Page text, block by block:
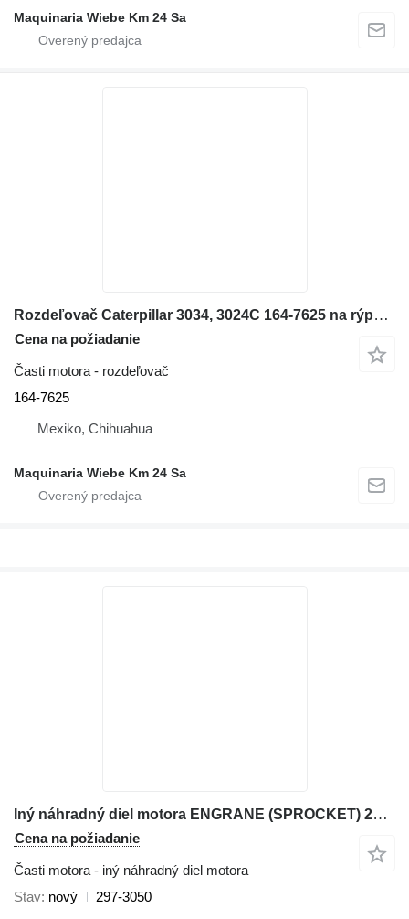
Maquinaria Wiebe Km 24 Sa
Rozdeľovač Caterpillar 3034, 3024C 164-7625 na rýpadla
Cena na požiadanie
Časti motora - rozdeľovač
164-7625
Mexiko, Chihuahua
Maquinaria Wiebe Km 24 Sa
Iný náhradný diel motora ENGRANE (SPROCKET) 297-3050 na rýpadla-nakladača Caterpillar 3013C 3014 3024C
Cena na požiadanie
Časti motora - iný náhradný diel motora
Stav nový
297-3050